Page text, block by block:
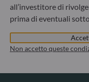
+352 45 76 76 245
Società di gestione
Registro commerciale: B
all’investitore di
prima di eventuali
Non accetto queste